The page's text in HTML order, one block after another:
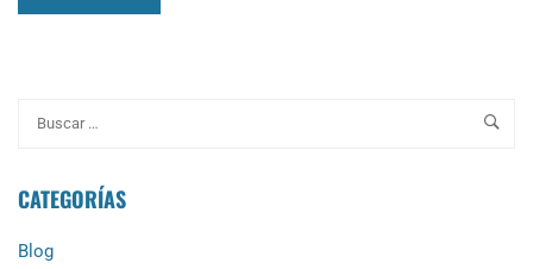
MORE
UNA
TRABAJO
INGLÉS
CATEGORÍAS
Blog